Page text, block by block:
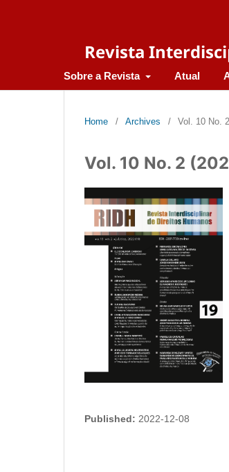
Revista
Sobre a Revista Atual
Home / Archives / Vol. 10 No.
Vol. 10 No. 2
Published: 2022-12-08